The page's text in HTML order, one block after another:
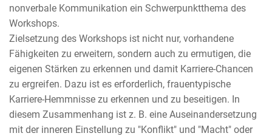
nonverbale Kommunikation ein Schwerpunktthema des
Workshops.
Zielsetzung des Workshops ist nicht nur, vorhandene
Fähigkeiten zu erweitern, sondern auch zu ermutigen, die
eigenen Stärken zu erkennen und damit Karriere-Chancen
zu ergreifen. Dazu ist es erforderlich, frauentypische
Karriere-Hemmnisse zu erkennen und zu beseitigen. In
diesem Zusammenhang ist z. B. eine Auseinandersetzung
mit der inneren Einstellung zu "Konflikt" und "Macht" oder